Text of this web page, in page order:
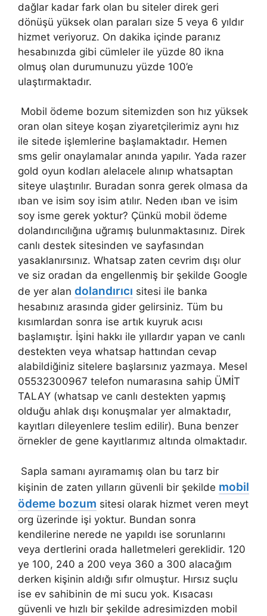
dağlar kadar fark olan bu siteler direk geri
dönüşü yüksek olan paraları size 5 veya 6 yıldır
hizmet veriyoruz. On dakika içinde paranız
hesabınızda gibi cümleler ile yüzde 80 ikna
olmuş olan durumunuzu yüzde 100’e
ulaştırmaktadır.
Mobil ödeme bozum sitemizden son hız yüksek
oran olan siteye koşan ziyaretçilerimiz aynı hız
ile sitede işlemlerine başlamaktadır. Hemen
sms gelir onaylamalar anında yapılır. Yada razer
gold oyun kodları alelacele alınıp whatsaptan
siteye ulaştırılır. Buradan sonra gerek olmasa da
ıban ve isim soy isim atılır. Neden ıban ve isim
soy isme gerek yoktur? Çünkü mobil ödeme
dolandırıcılığına uğramış bulunmaktasınız. Direk
canlı destek sitesinden ve sayfasından
yasaklanırsınız. Whatsap zaten cevrim dışı olur
ve siz oradan da engellenmiş bir şekilde Google
de yer alan dolandırıcı sitesi ile banka
hesabınız arasında gider gelirsiniz. Tüm bu
kısımlardan sonra ise artık kuyruk acısı
başlamıştır. İşini hakkı ile yıllardır yapan ve canlı
destekten veya whatsap hattından cevap
alabildiğiniz sitelere başlarsınız yazmaya. Mesel
05532300967 telefon numarasına sahip ÜMİT
TALAY (whatsap ve canlı destekten yapmış
olduğu ahlak dışı konuşmalar yer almaktadır,
kayıtları dileyenlere teslim edilir). Buna benzer
örnekler de gene kayıtlarımız altında olmaktadır.
Sapla samanı ayıramamış olan bu tarz bir
kişinin de zaten yılların güvenli bir şekilde mobil
ödeme bozum sitesi olarak hizmet veren meyt
org üzerinde işi yoktur. Bundan sonra
kendilerine nerede ne yapıldı ise sorunlarını
veya dertlerini orada halletmeleri gereklidir. 120
ye 100, 240 a 200 veya 360 a 300 alacağım
derken kişinin aldığı sıfır olmuştur. Hırsız suçlu
ise ev sahibinin de mi sucu yok. Kısacası
güvenli ve hızlı bir şekilde adresimizden mobil